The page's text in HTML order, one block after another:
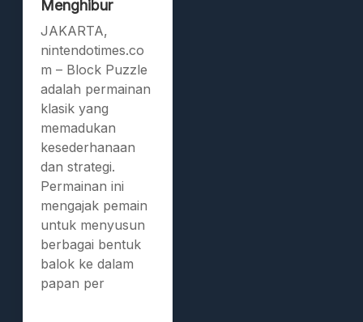
Menghibur
JAKARTA,
nintendotimes.co
m – Block Puzzle
adalah permainan
klasik yang
memadukan
kesederhanaan
dan strategi.
Permainan ini
mengajak pemain
untuk menyusun
berbagai bentuk
balok ke dalam
papan per